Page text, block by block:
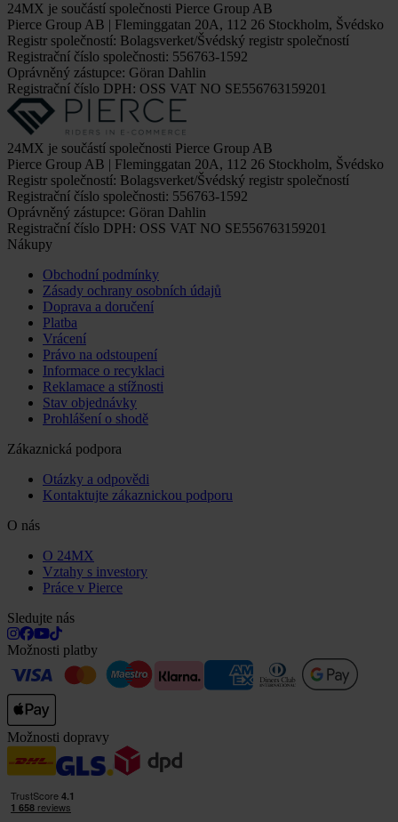
24MX je součástí společnosti Pierce Group AB
Pierce Group AB | Fleminggatan 20A, 112 26 Stockholm, Švédsko
Registr společností: Bolagsverket/Švédský registr společností
Registrační číslo společnosti: 556763-1592
Oprávněný zástupce: Göran Dahlin
Registrační číslo DPH: OSS VAT NO SE556763159201
24MX je součástí společnosti Pierce Group AB
Pierce Group AB | Fleminggatan 20A, 112 26 Stockholm, Švédsko
Registr společností: Bolagsverket/Švédský registr společností
Registrační číslo společnosti: 556763-1592
Oprávněný zástupce: Göran Dahlin
Registrační číslo DPH: OSS VAT NO SE556763159201
Nákupy
Obchodní podmínky
Zásady ochrany osobních údajů
Doprava a doručení
Platba
Vrácení
Právo na odstoupení
Informace o recyklaci
Reklamace a stížnosti
Stav objednávky
Prohlášení o shodě
Zákaznická podpora
Otázky a odpovědi
Kontaktujte zákaznickou podporu
O nás
O 24MX
Vztahy s investory
Práce v Pierce
Sledujte nás
Možnosti platby
Možnosti dopravy